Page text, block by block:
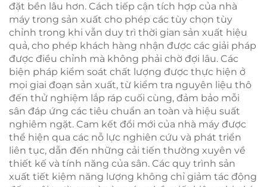
đặt bền lâu hơn. Cách tiếp cận tích hợp của nhà
máy trong sản xuất cho phép các tùy chọn tùy
chỉnh trong khi vẫn duy trì thời gian sản xuất hiệu
quả, cho phép khách hàng nhận được các giải pháp
được điều chỉnh mà không phải chờ đợi lâu. Các
biện pháp kiểm soát chất lượng được thực hiện ở
mọi giai đoạn sản xuất, từ kiểm tra nguyên liệu thô
đến thử nghiệm lắp ráp cuối cùng, đảm bảo mỗi
sân đáp ứng các tiêu chuẩn an toàn và hiệu suất
nghiêm ngặt. Cam kết đổi mới của nhà máy được
thể hiện qua các nỗ lực nghiên cứu và phát triển
liên tục, dẫn đến những cải tiến thường xuyên về
thiết kế và tính năng của sân. Các quy trình sản
xuất tiết kiệm năng lượng không chỉ giảm tác động